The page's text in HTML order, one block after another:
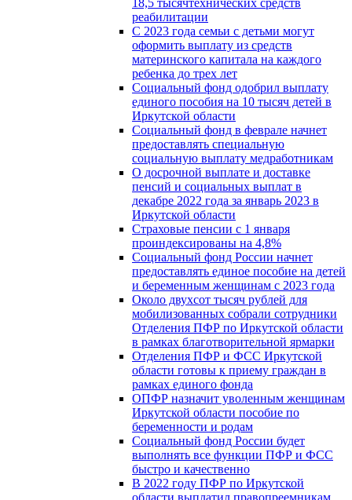
реабилитации
С 2023 года семьи с детьми могут
оформить выплату из средств
материнского капитала на каждого
ребенка до трех лет
Социальный фонд одобрил выплату
единого пособия на 10 тысяч детей в
Иркутской области
Социальный фонд в феврале начнет
предоставлять специальную
социальную выплату медработникам
О досрочной выплате и доставке
пенсий и социальных выплат в
декабре 2022 года за январь 2023 в
Иркутской области
Страховые пенсии с 1 января
проиндексированы на 4,8%
Социальный фонд России начнет
предоставлять единое пособие на детей
и беременным женщинам с 2023 года
Около двухсот тысяч рублей для
мобилизованных собрали сотрудники
Отделения ПФР по Иркутской области
в рамках благотворительной ярмарки
Отделения ПФР и ФСС Иркутской
области готовы к приему граждан в
рамках единого фонда
ОПФР назначит уволенным женщинам
Иркутской области пособие по
беременности и родам
Социальный фонд России будет
выполнять все функции ПФР и ФСС
быстро и качественно
В 2022 году ПФР по Иркутской
области выплатил правопреемникам